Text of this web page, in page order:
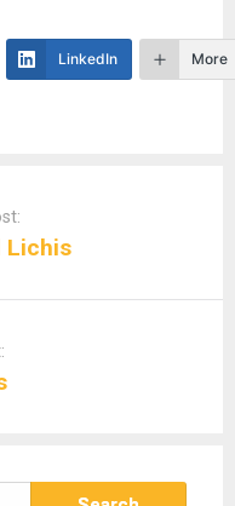
LinkedIn More
Lichis